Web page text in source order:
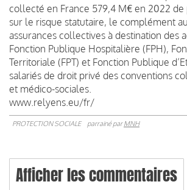
collecté en France 579,4 M€ en 2022
sur le risque statutaire, le complément
assurances collectives à destination des
Fonction Publique Hospitalière (FPH),
Territoriale (FPT) et Fonction Publique
salariés de droit privé des conventions
et médico-sociales.
www.relyens.eu/fr/
PROTECTION SOCIALE parrainé parMNH
Afficher les commentaires